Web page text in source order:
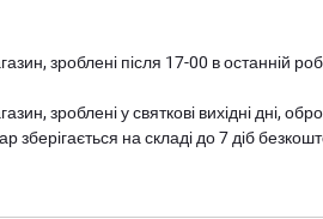
зроблені після 17-00 в останній
зроблені у святкові вихідні дні,
зберігається на складі до 7 діб